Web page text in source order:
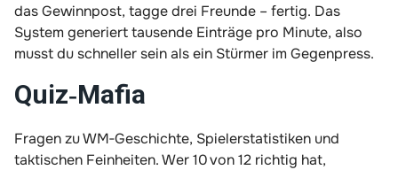
das Gewinnpost, tagge drei Freunde – fertig. Das
System generiert tausende Einträge pro Minute, also
musst du schneller sein als ein Stürmer im Gegenpress.
Quiz‑Mafia
Fragen zu WM‑Geschichte, Spielerstatistiken und
taktischen Feinheiten. Wer 10 von 12 richtig hat,